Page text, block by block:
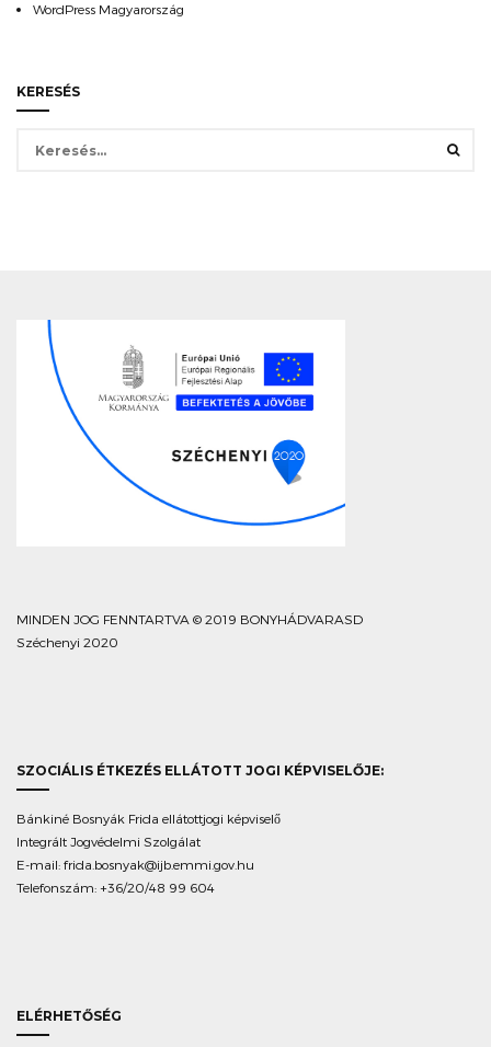
WordPress Magyarország
KERESÉS
MINDEN JOG FENNTARTVA © 2019 BONYHÁDVARASD
Széchenyi 2020
SZOCIÁLIS ÉTKEZÉS ELLÁTOTT JOGI KÉPVISELŐJE:
Bánkiné Bosnyák Frida ellátottjogi képviselő
Integrált Jogvédelmi Szolgálat
E-mail: frida.bosnyak@ijb.emmi.gov.hu
Telefonszám: +36/20/48 99 604
ELÉRHETŐSÉG